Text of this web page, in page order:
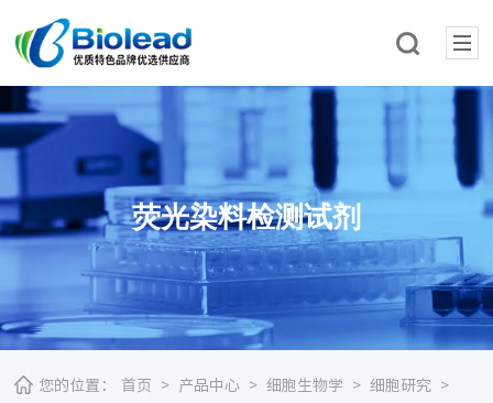
荧光染料检测试剂
您的位置： 首页 > 产品中心 > 细胞生物学 > 细胞研究
>